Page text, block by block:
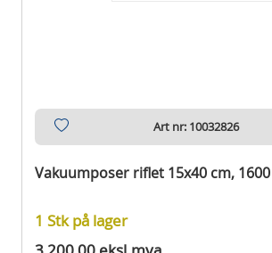
Art nr: 10032826
Vakuumposer riflet 15x40 cm,
1 Stk på lager